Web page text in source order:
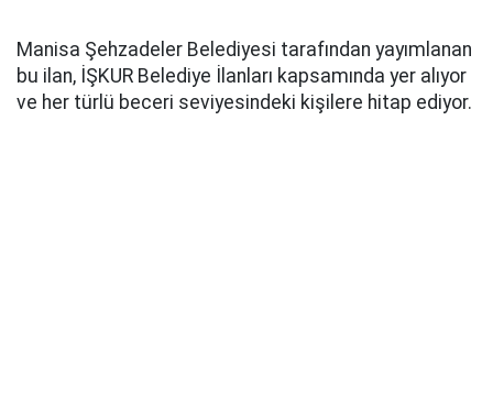
Manisa Şehzadeler Belediyesi tarafından yayımlanan
bu ilan, İŞKUR Belediye İlanları kapsamında yer alıyor
ve her türlü beceri seviyesindeki kişilere hitap ediyor.